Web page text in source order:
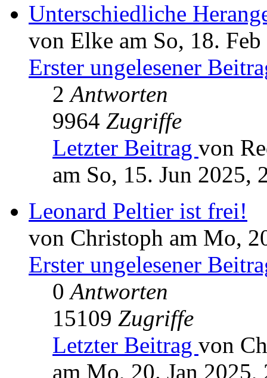
Unterschiedliche
von Elke am So, 18.
Erster ungelesener
2Antworten
9964 Zugriffe
Letzter Beitrag von
am So, 15. Jun 2025,
Leonard Peltier ist frei!
von Christoph am Mo,
Erster ungelesener
0Antworten
15109 Zugriffe
Letzter Beitrag von
am Mo, 20. Jan 2025,